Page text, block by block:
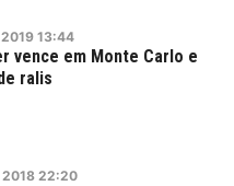
2019 13:44
vence em Monte Carlo e
ralis
2018 22:20